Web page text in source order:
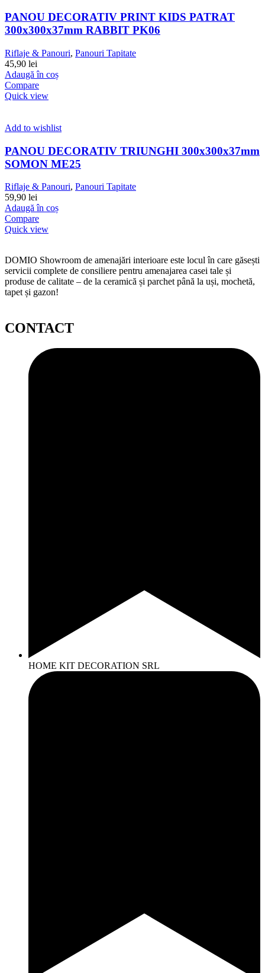
PANOU DECORATIV PRINT KIDS PATRAT
300x300x37mm RABBIT PK06
Riflaje & Panouri, Panouri Tapitate
45,90 lei
Adaugă în coș
Compare
Quick view
Add to wishlist
PANOU DECORATIV TRIUNGHI 300x300x37mm
SOMON ME25
Riflaje & Panouri, Panouri Tapitate
59,90 lei
Adaugă în coș
Compare
Quick view
DOMIO Showroom de amenajări interioare este locul în care găsești
servicii complete de consiliere pentru amenajarea casei tale și
produse de calitate – de la ceramică și parchet până la uși, mochetă,
tapet și gazon!
CONTACT
HOME KIT DECORATION SRL